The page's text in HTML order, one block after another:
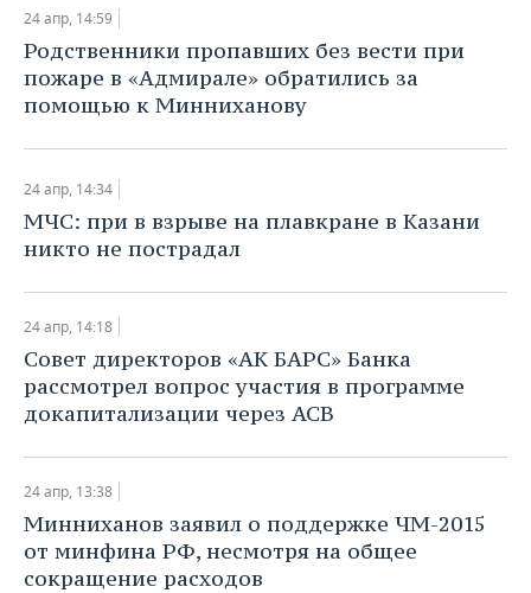
24 апр, 14:59
​Родственники пропавших без вести при
пожаре в «Адмирале» обратились за
помощью к Минниханову
24 апр, 14:34
МЧС: при в взрыве на плавкране в Казани
никто не пострадал
24 апр, 14:18
​Совет директоров «АК БАРС» Банка
рассмотрел вопрос участия в программе
докапитализации через АСВ
24 апр, 13:38
​Минниханов заявил о поддержке ЧМ-2015
от минфина РФ, несмотря на общее
сокращение расходов